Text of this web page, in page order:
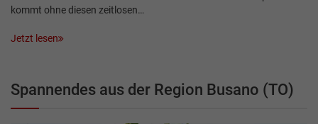
kommt ohne diesen zeitlosen…
Jetzt lesen
Spannendes aus der Region Busano (TO)